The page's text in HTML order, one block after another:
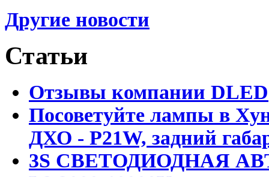
Другие новости
Статьи
Отзывы компании DLED
Посоветуйте лампы в
ДХО - P21W, задний
3S СВЕТОДИОДНАЯ